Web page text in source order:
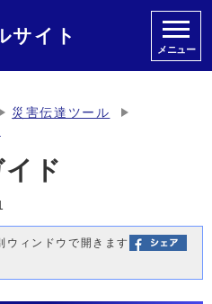
サイト
メニュー
災害伝達ツール
ド
ウィンドウで開きます